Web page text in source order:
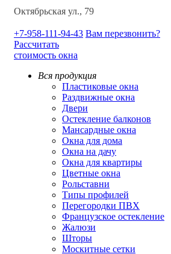
Октябрьская ул., 79
+7-958-111-94-43 Вам перезвонить?
Рассчитать
стоимость окна
Вся продукция
Пластиковые окна
Раздвижные окна
Двери
Остекление балконов
Мансардные окна
Окна для дома
Окна на дачу
Окна для квартиры
Цветные окна
Рольставни
Типы профилей
Перегородки ПВХ
Французское остекление
Жалюзи
Шторы
Москитные сетки